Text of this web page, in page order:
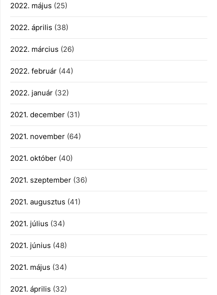
2022. május (25)
2022. április (38)
2022. március (26)
2022. február (44)
2022. január (32)
2021. december (31)
2021. november (64)
2021. október (40)
2021. szeptember (36)
2021. augusztus (41)
2021. július (34)
2021. június (48)
2021. május (34)
2021. április (32)